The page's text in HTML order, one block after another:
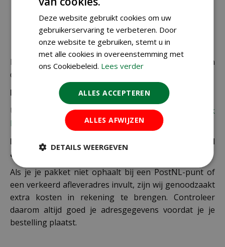
Er word standaard € 4,99 verzendkosten
berekend op planten en producten die buiten de
maximale afmetingen vallen.
De juiste verzendkosten worden in de laatste stap van
de winkelwagen berekend.
Bezorgkosten overige landen:
Uiteraard verzenden wij ook buiten Nederland,
bekijk
hier de verzendkosten.
Let op: extra kosten bij niet ophalen of verkeerd
adres
Als je je pakket niet ophaalt bij een PostNL-punt of
een verkeerd afleveradres invult, zijn wij genoodzaakt
extra kosten in rekening te brengen. Controleer
daarom altijd goed je adresgegevens voordat je je
bestelling plaatst.
Deze website gebruikt cookies om uw
gebruikerservaring te verbeteren. Door
onze website te gebruiken, stemt u in
met alle cookies in overeenstemming met
ons Cookiebeleid. Lees verder
ALLES ACCEPTEREN
ALLES AFWIJZEN
DETAILS WEERGEVEN